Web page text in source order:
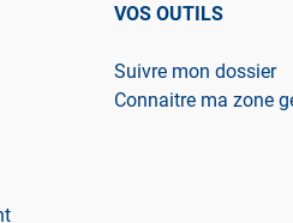
VOS OUTILS
Suivre mon dossier
Connaitre ma zone